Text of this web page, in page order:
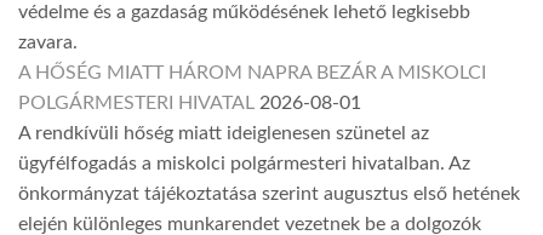
védelme és a gazdaság működésének lehető legkisebb
zavara.
A HŐSÉG MIATT HÁROM NAPRA BEZÁR A MISKOLCI
POLGÁRMESTERI HIVATAL 2026-08-01
A rendkívüli hőség miatt ideiglenesen szünetel az
ügyfélfogadás a miskolci polgármesteri hivatalban. Az
önkormányzat tájékoztatása szerint augusztus első hetének
elején különleges munkarendet vezetnek be a dolgozók